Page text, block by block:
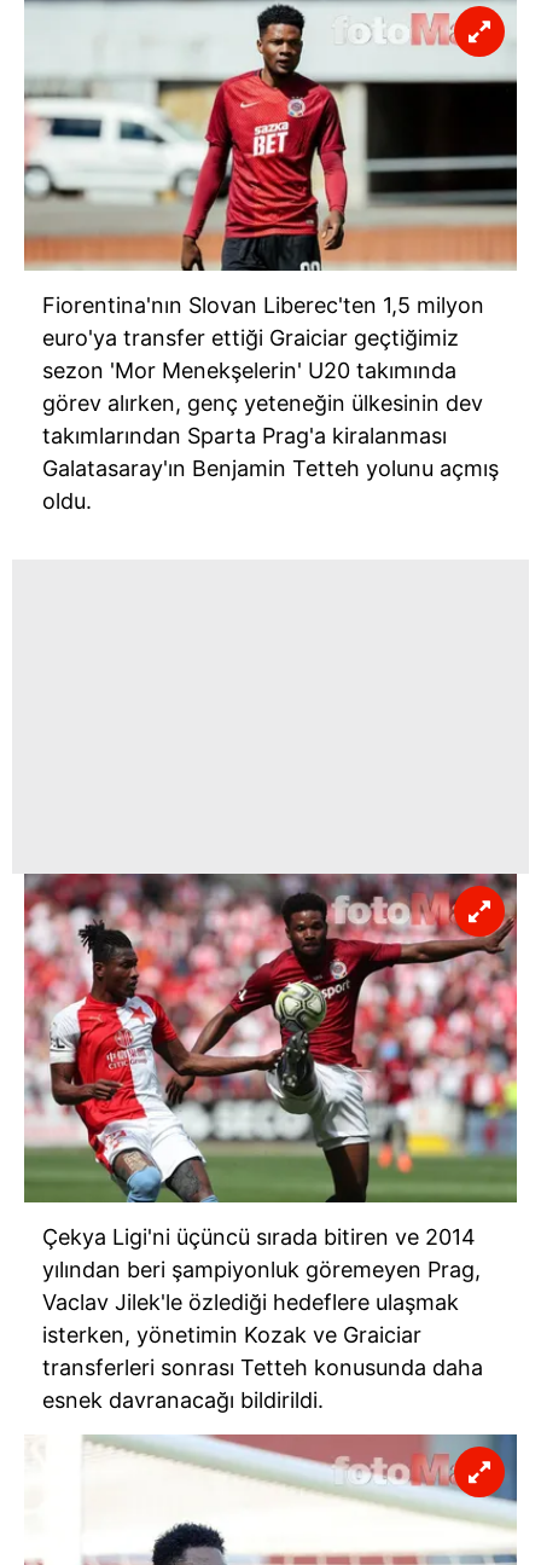
Fiorentina'nın Slovan Liberec'ten 1,5 milyon
euro'ya transfer ettiği Graiciar geçtiğimiz
sezon 'Mor Menekşelerin' U20 takımında
görev alırken, genç yeteneğin ülkesinin dev
takımlarından Sparta Prag'a kiralanması
Galatasaray'ın Benjamin Tetteh yolunu açmış
oldu.
Çekya Ligi'ni üçüncü sırada bitiren ve 2014
yılından beri şampiyonluk göremeyen Prag,
Vaclav Jilek'le özlediği hedeflere ulaşmak
isterken, yönetimin Kozak ve Graiciar
transferleri sonrası Tetteh konusunda daha
esnek davranacağı bildirildi.